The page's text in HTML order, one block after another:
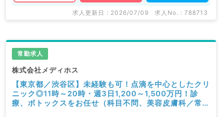
求人更新日 : 2026/07/09 求人No. : 788713
常勤求人
株式会社メディホス
【東京都／渋谷区】未経験も可！点滴を中心としたクリ
ニック◎11時～20時・週3日1,200～1,500万円！診
療、ボトックスをお任せ（科目不問、美容皮膚科／常